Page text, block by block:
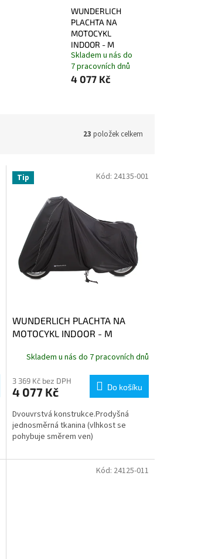
WUNDERLICH
PLACHTA NA
MOTOCYKL
INDOOR - M
Skladem u nás do
7 pracovních dnů
4 077 Kč
23 položek celkem
Tip
WUNDERLICH PLACHTA NA
MOTOCYKL INDOOR - M
Skladem u nás do 7 pracovních dnů
3 369 Kč bez DPH
4 077 Kč Do košíku
Dvouvrstvá konstrukce.Prodyšná
jednosměrná tkanina (vlhkost se
pohybuje směrem ven)
Kód: 24135-001
Kód: 24125-011